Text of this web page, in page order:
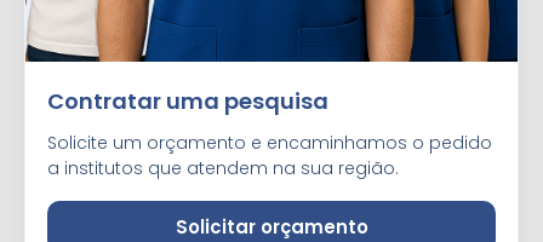
Contratar uma pesquisa
Solicite um orçamento e encaminhamos o pedido
a institutos que atendem na sua região.
Solicitar orçamento